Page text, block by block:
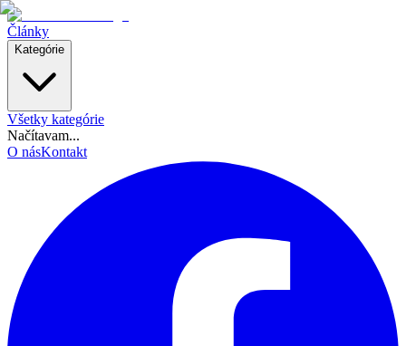
Články
Kategórie
Všetky kategórie
Načítavam...
O násKontakt